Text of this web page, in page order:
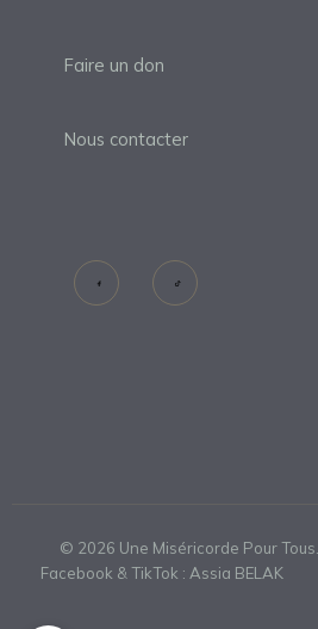
Faire un don
Nous contacter
© 2026 Une Miséricorde Pour
Facebook & TikTok : Assia BELAK